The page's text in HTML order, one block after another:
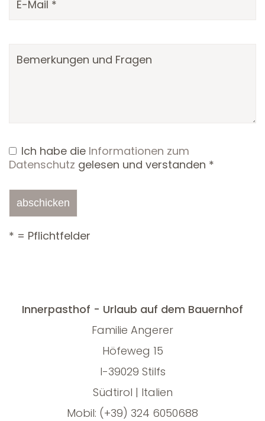
Ich habe die Informationen zum
Datenschutz gelesen und verstanden *
* = Pflichtfelder
Innerpasthof - Urlaub auf dem Bauernhof
Familie Angerer
Höfeweg 15
I-39029 Stilfs
Südtirol | Italien
Mobil: (+39) 324 6050688